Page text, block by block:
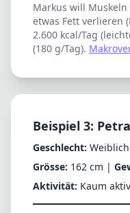
Markus will
etwas Fett verlieren
2.600 kcal/Tag
(180 g/Tag).
Beispiel 3:
Geschlecht: Weiblich
Grösse: 162 cm |
Aktivität: Kaum